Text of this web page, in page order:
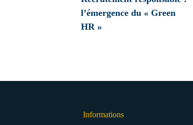
l’émergence du « Green
HR »
Informations